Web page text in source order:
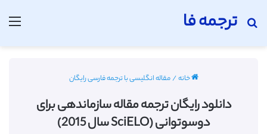
ترجمه فا
جستجو برای
خانه/مقاله انگلیسی با ترجمه فارسی رایگان
دانلود رایگان ترجمه مقاله سازماندهی برای
دوسوتوانی (SciELO سال 2015)